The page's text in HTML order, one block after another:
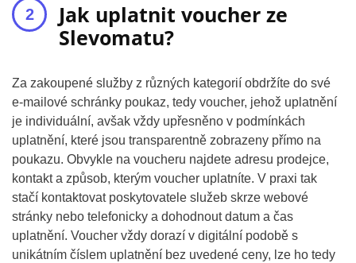
Jak uplatnit voucher ze
Slevomatu?
Za zakoupené služby z různých kategorií obdržíte do své
e-mailové schránky poukaz, tedy voucher, jehož uplatnění
je individuální, avšak vždy upřesněno v podmínkách
uplatnění, které jsou transparentně zobrazeny přímo na
poukazu. Obvykle na voucheru najdete adresu prodejce,
kontakt a způsob, kterým voucher uplatníte. V praxi tak
stačí kontaktovat poskytovatele služeb skrze webové
stránky nebo telefonicky a dohodnout datum a čas
uplatnění. Voucher vždy dorazí v digitální podobě s
unikátním číslem uplatnění bez uvedené ceny, lze ho tedy